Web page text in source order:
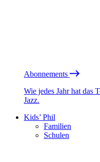
Abonnements
Wie jedes Jahr hat das
Jazz.
Kids’ Phil
Familien
Schulen